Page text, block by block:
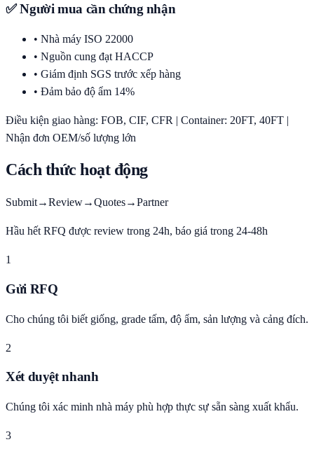
✅ Người mua cần chứng nhận
• Nhà máy ISO 22000
• Nguồn cung đạt HACCP
• Giám định SGS trước xếp hàng
• Đảm bảo độ ẩm 14%
Điều kiện giao hàng: FOB, CIF, CFR | Container: 20FT, 40FT |
Nhận đơn OEM/số lượng lớn
Cách thức hoạt động
Submit→Review→Quotes→Partner
Hầu hết RFQ được review trong 24h, báo giá trong 24-48h
1
Gửi RFQ
Cho chúng tôi biết giống, grade tấm, độ ẩm, sản lượng và cảng đích.
2
Xét duyệt nhanh
Chúng tôi xác minh nhà máy phù hợp thực sự sẵn sàng xuất khẩu.
3